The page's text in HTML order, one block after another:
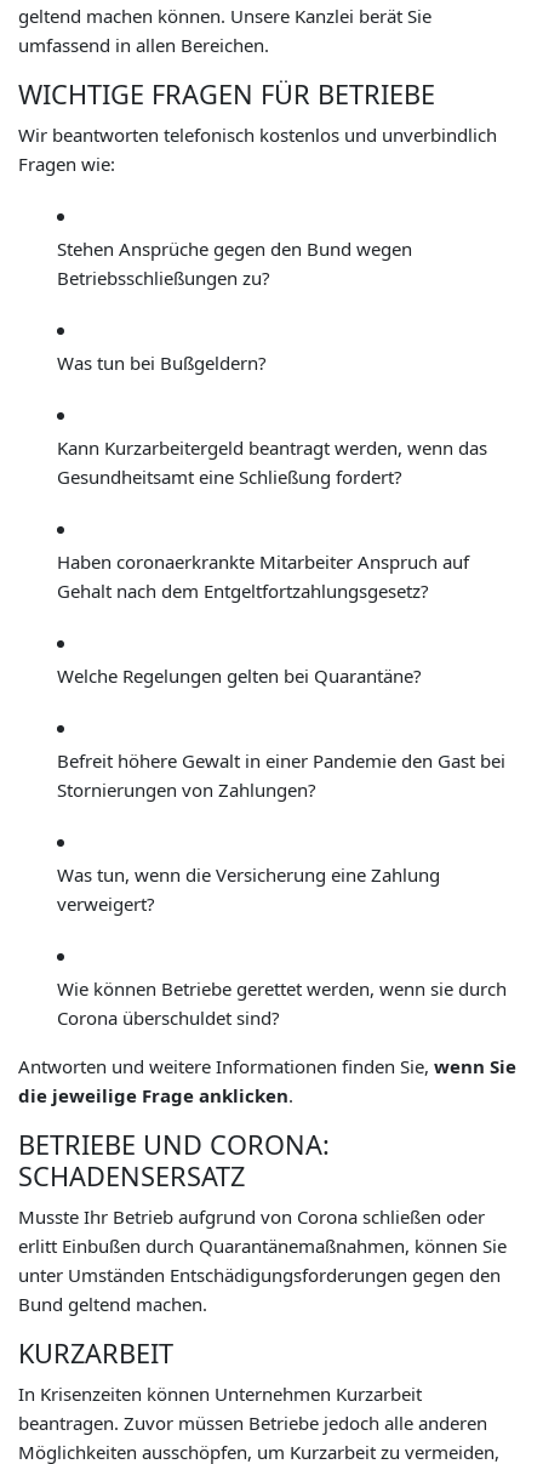
geltend machen können. Unsere Kanzlei berät Sie
umfassend in allen Bereichen.
WICHTIGE FRAGEN FÜR BETRIEBE
Wir beantworten telefonisch kostenlos und unverbindlich
Fragen wie:
Stehen Ansprüche gegen den Bund wegen
Betriebsschließungen zu?
Was tun bei Bußgeldern?
Kann Kurzarbeitergeld beantragt werden, wenn das
Gesundheitsamt eine Schließung fordert?
Haben coronaerkrankte Mitarbeiter Anspruch auf
Gehalt nach dem Entgeltfortzahlungsgesetz?
Welche Regelungen gelten bei Quarantäne?
Befreit höhere Gewalt in einer Pandemie den Gast bei
Stornierungen von Zahlungen?
Was tun, wenn die Versicherung eine Zahlung
verweigert?
Wie können Betriebe gerettet werden, wenn sie durch
Corona überschuldet sind?
Antworten und weitere Informationen finden Sie, wenn Sie
die jeweilige Frage anklicken.
BETRIEBE UND CORONA:
SCHADENSERSATZ
Musste Ihr Betrieb aufgrund von Corona schließen oder
erlitt Einbußen durch Quarantänemaßnahmen, können Sie
unter Umständen Entschädigungsforderungen gegen den
Bund geltend machen.
KURZARBEIT
In Krisenzeiten können Unternehmen Kurzarbeit
beantragen. Zuvor müssen Betriebe jedoch alle anderen
Möglichkeiten ausschöpfen, um Kurzarbeit zu vermeiden,